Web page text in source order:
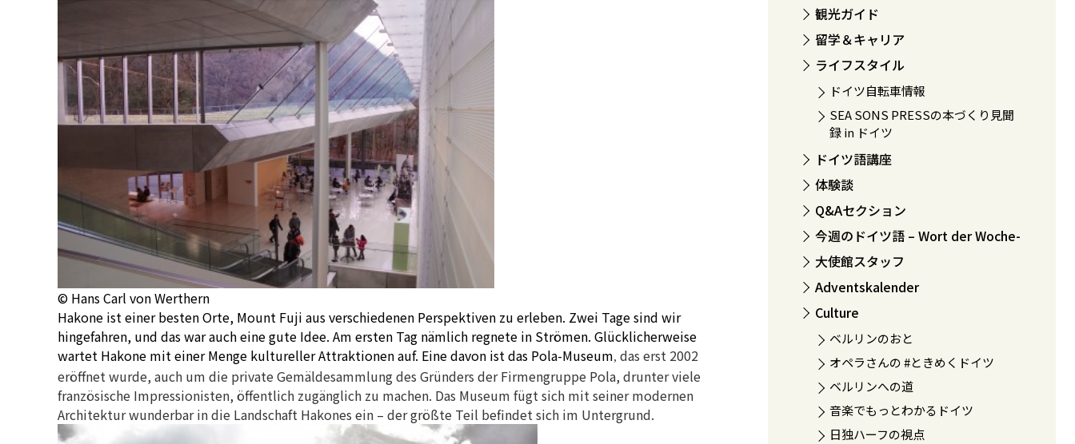
© Hans Carl von Werthern
Hakone ist einer besten Orte, Mount Fuji aus verschiedenen Perspektiven zu erleben. Zwei Tage sind wir
hingefahren, und das war auch eine gute Idee. Am ersten Tag nämlich regnete in Strömen. Glücklicherweise
wartet Hakone mit einer Menge kultureller Attraktionen auf. Eine davon ist das Pola-Museum, das erst 2002
eröffnet wurde, auch um die private Gemäldesammlung des Gründers der Firmengruppe Pola, drunter viele
französische Impressionisten, öffentlich zugänglich zu machen. Das Museum fügt sich mit seiner modernen
Architektur wunderbar in die Landschaft Hakones ein – der größte Teil befindet sich im Untergrund.
観光ガイド
留学＆キャリア
ライフスタイル
ドイツ自転車情報
SEA SONS PRESSの本づくり見聞
録 in ドイツ
ドイツ語講座
体験談
Q&Aセクション
今週のドイツ語 – Wort der Woche-
大使館スタッフ
Adventskalender
Culture
ベルリンのおと
オペラさんの #ときめくドイツ
ベルリンへの道
音楽でもっとわかるドイツ
日独ハーフの視点